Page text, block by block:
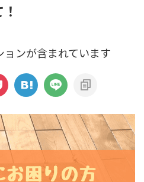
ンが含まれています